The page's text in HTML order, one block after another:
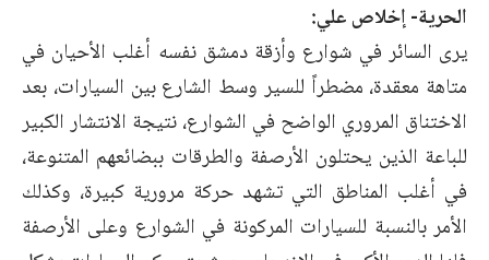
الحرية- إخلاص علي:
يرى السائر في شوارع وأزقة دمشق نفسه أغلب الأحيان في
متاهة معقدة، مضطراً للسير وسط الشارع بين السيارات، بعد
الاختناق المروري الواضح في الشوارع، نتيجة الانتشار الكبير
للباعة الذين يحتلون الأرصفة والطرقات ببضائعهم المتنوعة،
في أغلب المناطق التي تشهد حركة مرورية كبيرة، وكذلك
الأمر بالنسبة للسيارات المركونة في الشوارع وعلى الأرصفة